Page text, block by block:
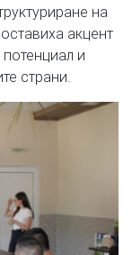
на
акцент
и
страни.